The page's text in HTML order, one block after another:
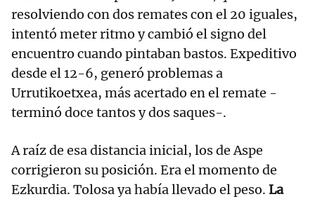
resolviendo con dos remates con el 20 iguales,
intentó meter ritmo y cambió el signo del
encuentro cuando pintaban bastos. Expeditivo
desde el 12-6, generó problemas a
Urrutikoetxea, más acertado en el remate -
terminó doce tantos y dos saques-.
A raíz de esa distancia inicial, los de Aspe
corrigieron su posición. Era el momento de
Ezkurdia. Tolosa ya había llevado el peso. La